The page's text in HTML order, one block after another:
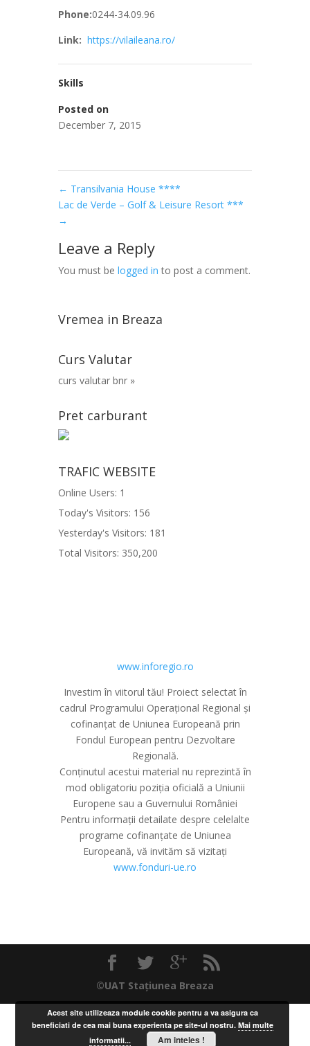
Phone:0244-34.09.96
Link: https://vilaileana.ro/
Skills
Posted on
December 7, 2015
← Transilvania House ****
Lac de Verde – Golf & Leisure Resort ***
→
Leave a Reply
You must be logged in to post a comment.
Vremea in Breaza
Curs Valutar
curs valutar bnr »
Pret carburant
TRAFIC WEBSITE
Online Users: 1
Today's Visitors: 156
Yesterday's Visitors: 181
Total Visitors: 350,200
www.inforegio.ro
Investim în viitorul tău! Proiect selectat în
cadrul Programului Operațional Regional și
cofinanțat de Uniunea Europeană prin
Fondul European pentru Dezvoltare
Regională.
Conținutul acestui material nu reprezintă în
mod obligatoriu poziția oficială a Uniunii
Europene sau a Guvernului României
Pentru informații detailate despre celelalte
programe cofinanțate de Uniunea
Europeană, vă invităm să vizitați
www.fonduri-ue.ro
©UAT Stațiunea Breaza
Acest site utilizeaza module cookie pentru a va asigura ca
beneficiati de cea mai buna experienta pe site-ul nostru. Mai multe
informatii...
Am inteles !